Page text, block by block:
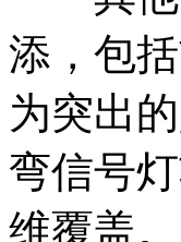
添，包
为突出
弯信号
维覆盖。